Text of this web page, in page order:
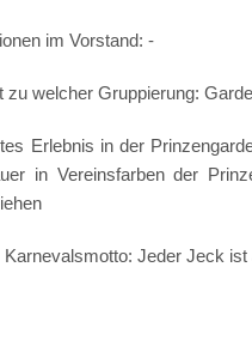
im Vorstand: -
zu welcher Gruppierung:
Erlebnis in der
in Vereinsfarben der
Karnevalsmotto: Jeder Jeck ist